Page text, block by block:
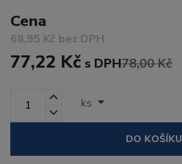
Cena
68,95 Kč bez DPH
77,22 Kč s DPH78,00 Kč
ks
DO KOŠÍKU